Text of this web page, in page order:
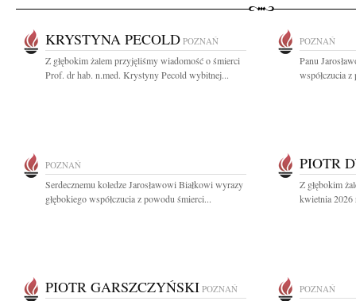
KRYSTYNA PECOLD POZNAŃ
Z głębokim żalem przyjęliśmy wiadomość o śmierci
Prof. dr hab. n.med. Krystyny Pecold wybitnej...
POZNAŃ
Panu
współczucia
POZNAŃ
Serdecznemu koledze Jarosławowi Białkowi wyrazy
głębokiego współczucia z powodu śmierci...
PIOTR
Z głębokim
kwietnia 2026
PIOTR GARSZCZYŃSKI POZNAŃ POZNAŃ